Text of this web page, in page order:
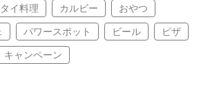
タイ料理 カルビー おやつ
パワースポット ビール ピザ
キャンペーン